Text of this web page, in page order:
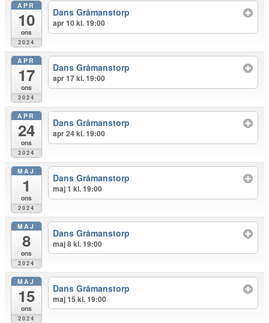
APR
10
ons
2024
Dans Gråmanstorp
apr 10 kl. 19:00
APR
17
ons
2024
Dans Gråmanstorp
apr 17 kl. 19:00
APR
24
ons
2024
Dans Gråmanstorp
apr 24 kl. 19:00
MAJ
1
ons
2024
Dans Gråmanstorp
maj 1 kl. 19:00
MAJ
8
ons
2024
Dans Gråmanstorp
maj 8 kl. 19:00
MAJ
15
ons
2024
Dans Gråmanstorp
maj 15 kl. 19:00